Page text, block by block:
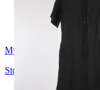
Myrorna
Stockholm
Sverige